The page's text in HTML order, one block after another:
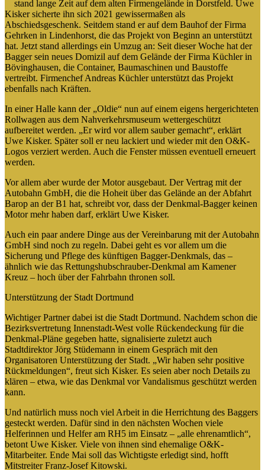
stand lange Zeit auf dem alten Firmengelände in Dorstfeld. Uwe
Kisker sicherte ihn sich 2021 gewissermaßen als
Abschiedsgeschenk. Seitdem stand er auf dem Bauhof der Firma
Gehrken in Lindenhorst, die das Projekt von Beginn an unterstützt
hat. Jetzt stand allerdings ein Umzug an: Seit dieser Woche hat der
Bagger sein neues Domizil auf dem Gelände der Firma Küchler in
Bövinghausen, die Container, Baumaschinen und Baustoffe
vertreibt. Firmenchef Andreas Küchler unterstützt das Projekt
ebenfalls nach Kräften.
In einer Halle kann der „Oldie“ nun auf einem eigens hergerichteten
Rollwagen aus dem Nahverkehrsmuseum wettergeschützt
aufbereitet werden. „Er wird vor allem sauber gemacht“, erklärt
Uwe Kisker. Später soll er neu lackiert und wieder mit den O&K-
Logos verziert werden. Auch die Fenster müssen eventuell erneuert
werden.
Vor allem aber wurde der Motor ausgebaut. Der Vertrag mit der
Autobahn GmbH, die die Hoheit über das Gelände an der Abfahrt
Barop an der B1 hat, schreibt vor, dass der Denkmal-Bagger keinen
Motor mehr haben darf, erklärt Uwe Kisker.
Auch ein paar andere Dinge aus der Vereinbarung mit der Autobahn
GmbH sind noch zu regeln. Dabei geht es vor allem um die
Sicherung und Pflege des künftigen Bagger-Denkmals, das –
ähnlich wie das Rettungshubschrauber-Denkmal am Kamener
Kreuz – hoch über der Fahrbahn thronen soll.
Unterstützung der Stadt Dortmund
Wichtiger Partner dabei ist die Stadt Dortmund. Nachdem schon die
Bezirksvertretung Innenstadt-West volle Rückendeckung für die
Denkmal-Pläne gegeben hatte, signalisierte zuletzt auch
Stadtdirektor Jörg Stüdemann in einem Gespräch mit den
Organisatoren Unterstützung der Stadt. „Wir haben sehr positive
Rückmeldungen“, freut sich Kisker. Es seien aber noch Details zu
klären – etwa, wie das Denkmal vor Vandalismus geschützt werden
kann.
Und natürlich muss noch viel Arbeit in die Herrichtung des Baggers
gesteckt werden. Dafür sind in den nächsten Wochen viele
Helferinnen und Helfer am RH5 im Einsatz – „alle ehrenamtlich“,
betont Uwe Kisker. Viele von ihnen sind ehemalige O&K-
Mitarbeiter. Ende Mai soll das Wichtigste erledigt sind, hofft
Mitstreiter Franz-Josef Kitowski.